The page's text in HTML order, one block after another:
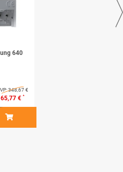
640
348,67 €
€ *